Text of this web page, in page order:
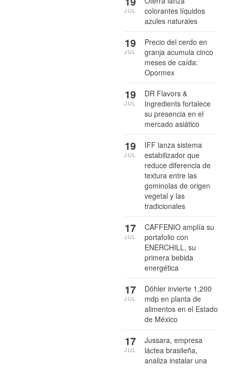
colorantes líquidos
azules naturales
JUL
Precio del cerdo en
granja acumula cinco
meses de caída:
Opormex
19
JUL
DR Flavors &
Ingredients fortalece
su presencia en el
mercado asiático
19
JUL
IFF lanza sistema
estabilizador que
reduce diferencia de
textura entre las
gominolas de origen
vegetal y las
tradicionales
19
JUL
CAFFENIO amplía su
portafolio con
ENERCHILL, su
primera bebida
energética
17
JUL
Döhler invierte 1,200
mdp en planta de
alimentos en el Estado
de México
17
JUL
Jussara, empresa
láctea brasileña,
analiza instalar una
17
JUL